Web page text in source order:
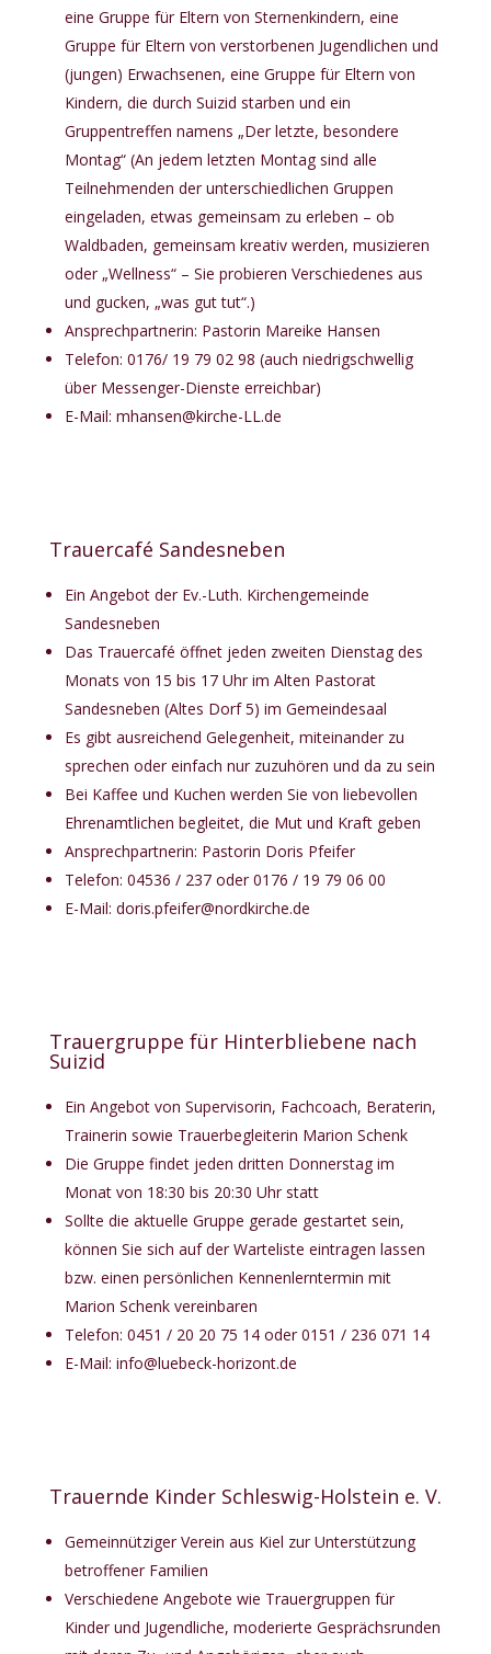
eine Gruppe für Eltern von Sternenkindern, eine
Gruppe für Eltern von verstorbenen Jugendlichen und
(jungen) Erwachsenen, eine Gruppe für Eltern von
Kindern, die durch Suizid starben und ein
Gruppentreffen namens „Der letzte, besondere
Montag“ (An jedem letzten Montag sind alle
Teilnehmenden der unterschiedlichen Gruppen
eingeladen, etwas gemeinsam zu erleben – ob
Waldbaden, gemeinsam kreativ werden, musizieren
oder „Wellness“ – Sie probieren Verschiedenes aus
und gucken, „was gut tut“.)
Ansprechpartnerin: Pastorin Mareike Hansen
Telefon: 0176/ 19 79 02 98 (auch niedrigschwellig
über Messenger-Dienste erreichbar)
E-Mail: mhansen@kirche-LL.de
Trauercafé Sandesneben
Ein Angebot der Ev.-Luth. Kirchengemeinde
Sandesneben
Das Trauercafé öffnet jeden zweiten Dienstag des
Monats von 15 bis 17 Uhr im Alten Pastorat
Sandesneben (Altes Dorf 5) im Gemeindesaal
Es gibt ausreichend Gelegenheit, miteinander zu
sprechen oder einfach nur zuzuhören und da zu sein
Bei Kaffee und Kuchen werden Sie von liebevollen
Ehrenamtlichen begleitet, die Mut und Kraft geben
Ansprechpartnerin: Pastorin Doris Pfeifer
Telefon: 04536 / 237 oder 0176 / 19 79 06 00
E-Mail: doris.pfeifer@nordkirche.de
Trauergruppe für Hinterbliebene nach
Suizid
Ein Angebot von Supervisorin, Fachcoach, Beraterin,
Trainerin sowie Trauerbegleiterin Marion Schenk
Die Gruppe findet jeden dritten Donnerstag im
Monat von 18:30 bis 20:30 Uhr statt
Sollte die aktuelle Gruppe gerade gestartet sein,
können Sie sich auf der Warteliste eintragen lassen
bzw. einen persönlichen Kennenlerntermin mit
Marion Schenk vereinbaren
Telefon: 0451 / 20 20 75 14oder0151 / 236 071 14
E-Mail: info@luebeck-horizont.de
Trauernde Kinder Schleswig-Holstein e. V.
Gemeinnütziger Verein aus Kiel zur Unterstützung
betroffener Familien
Verschiedene Angebote wie Trauergruppen für
Kinder und Jugendliche, moderierte Gesprächsrunden